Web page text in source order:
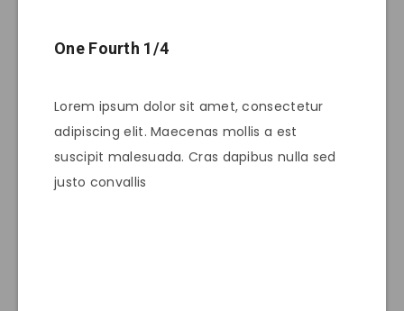
One Fourth 1/4
Lorem ipsum dolor sit amet, consectetur
adipiscing elit. Maecenas mollis a est
suscipit malesuada. Cras dapibus nulla sed
justo convallis